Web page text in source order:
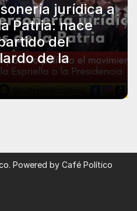
jurídica a
Patria: nace
del
de la
. Powered by Café Político